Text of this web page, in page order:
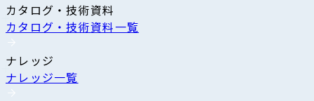
カタログ・技術資料
カタログ・技術資料一覧
ナレッジ
ナレッジ一覧